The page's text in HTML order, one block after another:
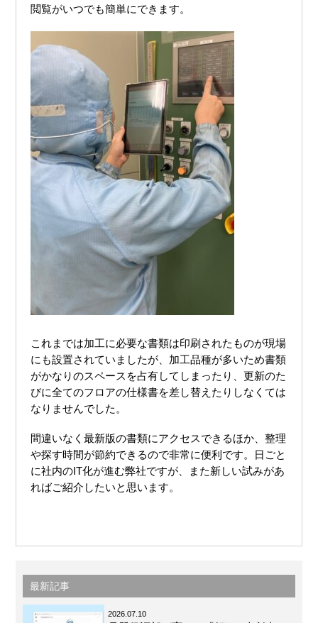
これまでは加工に必要な書類は印刷されたものが現場
にも設置されていましたが、 加工品種が多いため書類
がかなりのスペースを占有してしまったり、更新のた
びに全てのフロアの仕様書を差し替えたりしなくては
なりませんでした。
間違いなく最新版の書類にアクセスできるほか、整理
や探す時間が節約できるので非常に便利です。
日ごと
に社内のIT化が進む弊社ですが、また新しい試みがあ
ればご紹介したいと思います。
最新記事
2026.07.10